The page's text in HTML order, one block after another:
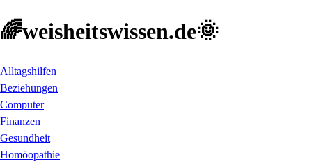
🌈weisheitswissen.de🌞
Alltagshilfen
Beziehungen
Computer
Finanzen
Gesundheit
Homöopathie